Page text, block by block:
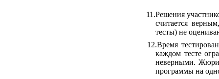
11.Решения
считается
тесты) не
12.Время
каждом тесте
неверными. Жюри
программы на